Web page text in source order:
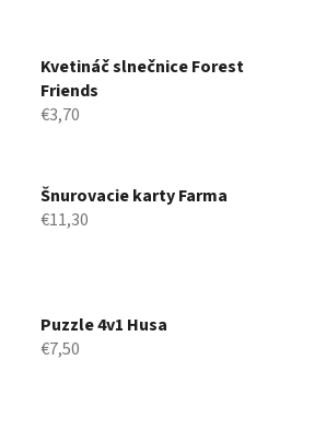
Kvetináč slnečnice Forest
Friends
€3,70
Šnurovacie karty Farma
€11,30
Puzzle 4v1 Husa
€7,50